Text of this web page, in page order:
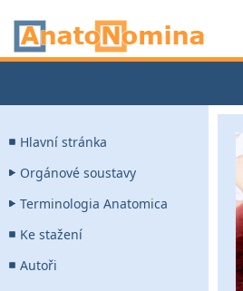
Hlavní stránka
Orgánové soustavy
Terminologia Anatomica
Ke stažení
Autoři